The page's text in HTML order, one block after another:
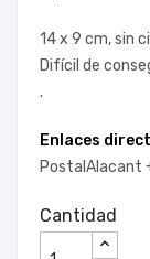
14 x 9 cm, sin
Difícil de
.
Enlaces
PostalAlacant
Cantidad